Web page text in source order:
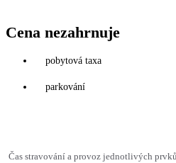
Cena nezahrnuje
pobytová taxa
parkování
Čas stravování a provoz jednotlivých